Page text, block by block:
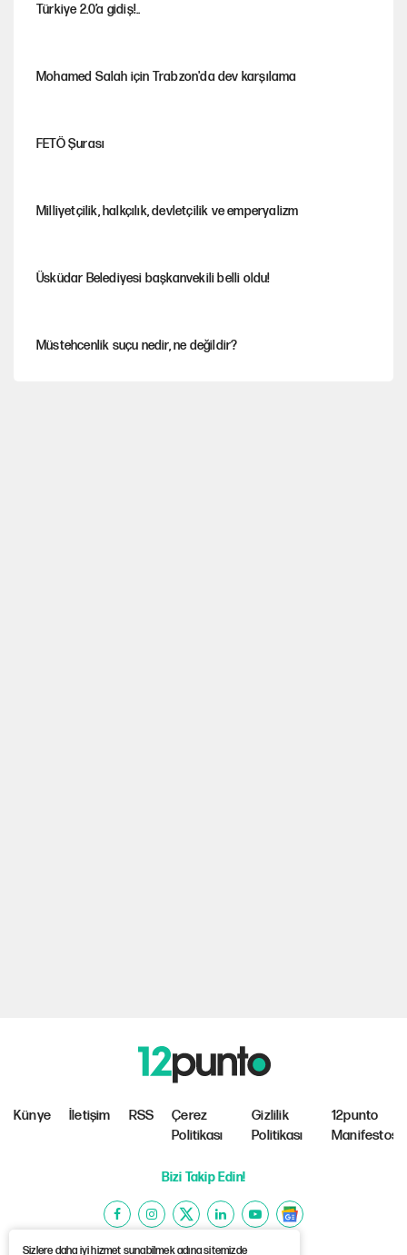
Türkiye 2.0’a gidiş!..
Mohamed Salah için Trabzon'da dev karşılama
FETÖ Şurası
Milliyetçilik, halkçılık, devletçilik ve emperyalizm
Üsküdar Belediyesi başkanvekili belli oldu!
Müstehcenlik suçu nedir, ne değildir?
Sizlere daha iyi hizmet sunabilmek adına sitemizde
Künye İletişim RSS
Çerez
Politikası
Gizlilik
Politikası
12punto
Manifestosu
Bizi Takip Edin!